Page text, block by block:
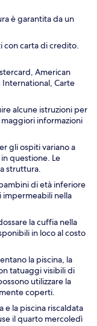
è garantita da un
con carta di credito.
American
International, Carte
alcune istruzioni per
informazioni
gli ospiti variano a
questione. Le
struttura.
di età inferiore
impermeabili nella
la cuffia nella
in loco al costo
la piscina, la
tatuaggi visibili di
utilizzare la
coperti.
e la piscina riscaldata
il quarto mercoledì